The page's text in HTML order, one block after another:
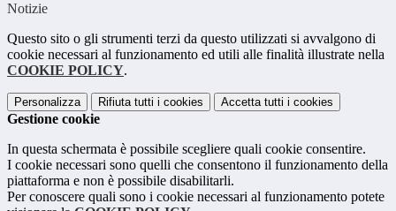
Notizie
Questo sito o gli strumenti terzi da questo utilizzati si avvalgono di
cookie necessari al funzionamento ed utili alle finalità illustrate nella
COOKIE POLICY.
Personalizza Rifiuta tutti i cookies Accetta tutti i cookies
Gestione cookie
In questa schermata è possibile scegliere quali cookie consentire.
I cookie necessari sono quelli che consentono il funzionamento della
piattaforma e non è possibile disabilitarli.
Per conoscere quali sono i cookie necessari al funzionamento potete